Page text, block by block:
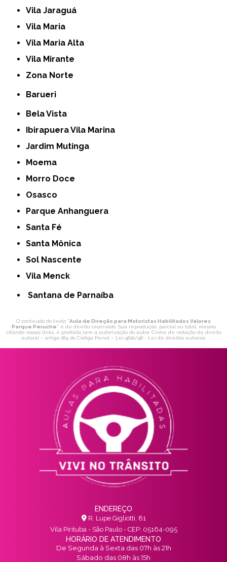
Vila Jaraguá
Vila Maria
Vila Maria Alta
Vila Mirante
Zona Norte
Barueri
Bela Vista
Ibirapuera Vila Marina
Jardim Mutinga
Moema
Morro Doce
Osasco
Parque Anhanguera
Santa Fé
Santa Mônica
Sol Nascente
Vila Menck
Santana de Parnaíba
O conteúdo do texto "Aula de Direção para Motoristas Habilitados Valores
Parque Peruche" é de direito reservado. Sua reprodução, parcial ou total, mesmo
citando nossos links, é proibida sem a autorização do autor. Crime de violação de direito
autoral – artigo 184 do Código Penal – Lei 9610/98 - Lei de direitos autorais.
ENDEREÇO
R. Lupe Gigliotti, 81
Vila Pirituba - São Paulo - CEP: 05164-095
HORÁRIO DE ATENDIMENTO
De Segunda à Sexta das 07h às 21h
Sábado das 08h às 15h